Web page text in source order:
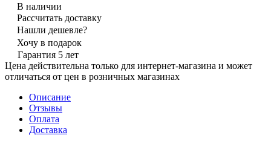
В наличии
Рассчитать доставку
Нашли дешевле?
Хочу в подарок
Гарантия 5 лет
Цена действительна только для интернет-магазина и может
отличаться от цен в розничных магазинах
Описание
Отзывы
Оплата
Доставка